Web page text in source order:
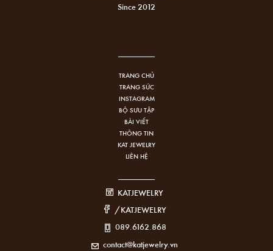
Since 2012
TRANG CHỦ
TRANG SỨC
INSTAGRAM
BỘ SƯU TẬP
BÀI VIẾT
THÔNG TIN
KAT JEWELRY
LIÊN HỆ
KATJEWELRY
/KATJEWELRY
089.6162.868
contact@katjewelry.vn